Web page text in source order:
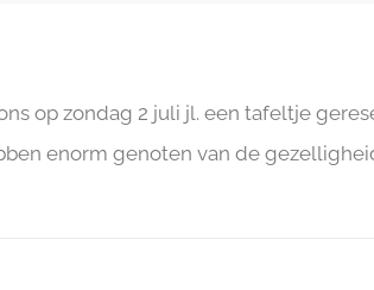
op zondag 2 juli jl. een tafeltje
enorm genoten van de